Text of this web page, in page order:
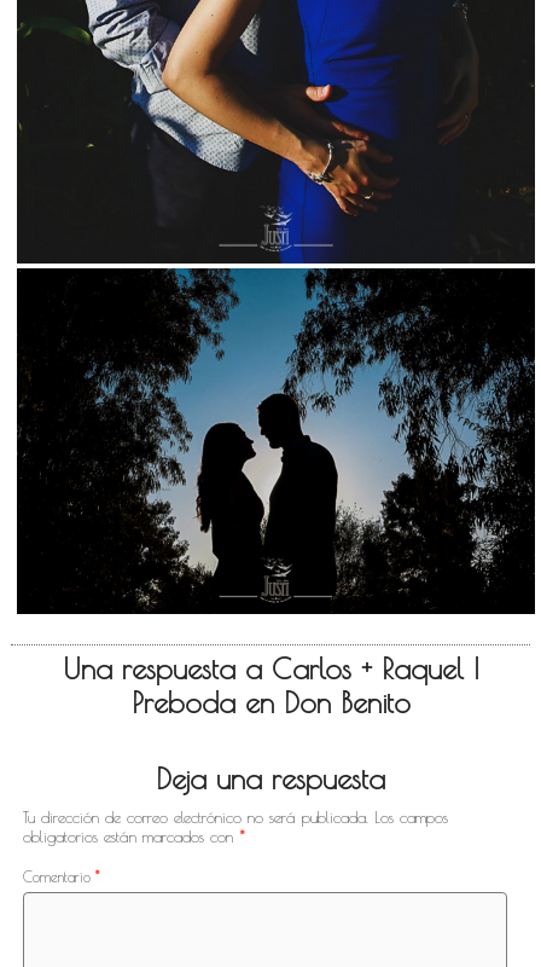
Una respuesta a Carlos + Raquel |
Preboda en Don Benito
Deja una respuesta
Tu dirección de correo electrónico no será publicada. Los campos
obligatorios están marcados con *
Comentario*